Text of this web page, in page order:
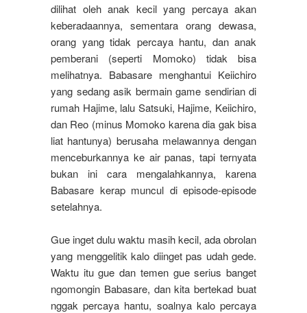
dilihat oleh anak kecil yang percaya akan
keberadaannya, sementara orang dewasa,
orang yang tidak percaya hantu, dan anak
pemberani (seperti Momoko) tidak bisa
melihatnya. Babasare menghantui Keiichiro
yang sedang asik bermain game sendirian di
rumah Hajime, lalu Satsuki, Hajime, Keiichiro,
dan Reo (minus Momoko karena dia gak bisa
liat hantunya) berusaha melawannya dengan
menceburkannya ke air panas, tapi ternyata
bukan ini cara mengalahkannya, karena
Babasare kerap muncul di episode-episode
setelahnya.
Gue inget dulu waktu masih kecil, ada obrolan
yang menggelitik kalo diinget pas udah gede.
Waktu itu gue dan temen gue serius banget
ngomongin Babasare, dan kita bertekad buat
nggak percaya hantu, soalnya kalo percaya